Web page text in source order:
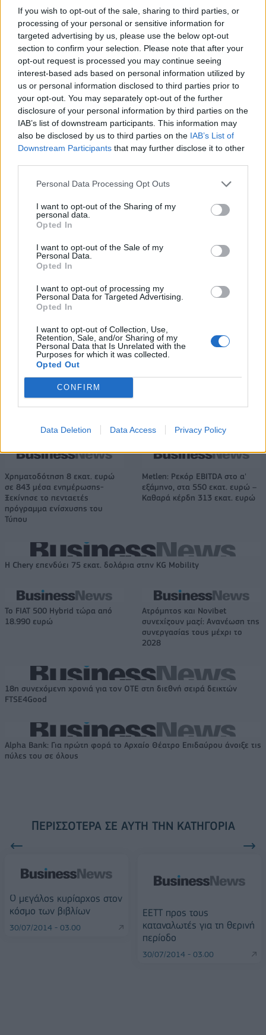
If you wish to opt-out of the sale, sharing to third parties, or
processing of your personal or sensitive information for
targeted advertising by us, please use the below opt-out
section to confirm your selection. Please note that after your
opt-out request is processed you may continue seeing
interest-based ads based on personal information utilized by
us or personal information disclosed to third parties prior to
your opt-out. You may separately opt-out of the further
disclosure of your personal information by third parties on the
IAB’s list of downstream participants. This information may
also be disclosed by us to third parties on the IAB’s List of
Downstream Participants that may further disclose it to other
Personal Data Processing Opt Outs
I want to opt-out of the Sharing of my
personal data.
Opted In
I want to opt-out of the Sale of my
Personal Data.
Opted In
I want to opt-out of processing my
Personal Data for Targeted Advertising.
Opted In
I want to opt-out of Collection, Use,
Retention, Sale, and/or Sharing of my
Personal Data that Is Unrelated with the
Purposes for which it was collected.
Opted Out
CONFIRM
Data Deletion Data Access Privacy Policy
Β.Σ. Καρούλιας: Τζίρος 98,7 εκατ. ευρώ και αύξηση κερδών 57% - Τα
νέα στοιχήματα σε low & non alcohol
Deloitte Ελλάδος:
Χρηματοοικονομικός
σύμβουλος της ΔΕΗ για την
είσοδο στην πολωνική αγορά
ενέργειας
Media: Με ενίσχυση 8 εκατ.
ευρώ σε 451 επιχειρήσεις
ξεκίνησε το πρόγραμμα
στήριξης- Κάλυψη εισφορών
ΕΔΟΕΑΠ
IAB Hellas: Νέα Διοικούσα Επιτροπή και νέο Διοικητικό Συμβούλιο -
μπαταριών για τα υβριδικά της
ευρωπαϊκή
αυτοκινητοβιομηχανία
Νέο Audi A2 e-tron με στόχο την κορυφή της αποδοτικότητας
Ευρωπαϊκό Παίδων: Λύγισε
στην παράταση η Ελλάδα, 96-
86 από την Ισπανία (pics)
Γιαννακόπουλος: «Όταν σου
ρίχνουν μια πέτρα, τους
Χρηματοδότηση 8 εκατ. ευρώ
σε 843 μέσα ενημέρωσης-
Ξεκίνησε το πενταετές
πρόγραμμα ενίσχυσης του
Τύπου
Metlen: Ρεκόρ EBITDA στο α'
εξάμηνο, στα 550 εκατ. ευρώ –
Καθαρά κέρδη 313 εκατ. ευρώ
Η Chery επενδύει 75 εκατ. δολάρια στην KG Mobility
Το FIAT 500 Hybrid τώρα από
18.990 ευρώ
Ατρόμητος και Novibet
συνεχίζουν μαζί: Ανανέωση της
συνεργασίας τους μέχρι το
2028
18η συνεχόμενη χρονιά για τον ΟΤΕ στη διεθνή σειρά δεικτών
FTSE4Good
Alpha Bank: Για πρώτη φορά το Αρχαίο Θέατρο Επιδαύρου άνοιξε τις
πύλες του σε όλους
ΠΕΡΙΣΣΌΤΕΡΑ ΣΕ ΑΥΤΉ ΤΗΝ ΚΑΤΗΓΟΡΊΑ
Ο μεγάλος κυρίαρχος στον
κόσμο των βιβλίων
30/07/2014 - 03:00
ΕΕΤΤ προς τους
καταναλωτές για τη θερινή
περίοδο
30/07/2014 - 03:00